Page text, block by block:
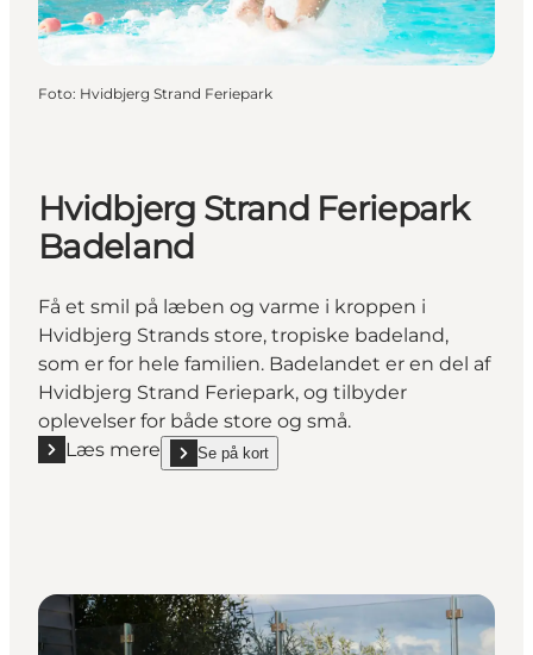
Foto: Hvidbjerg Strand Feriepark
Hvidbjerg Strand Feriepark
Badeland
Få et smil på læben og varme i kroppen i
Hvidbjerg Strands store, tropiske badeland,
som er for hele familien. Badelandet er en del af
Hvidbjerg Strand Feriepark, og tilbyder
oplevelser for både store og små.
Læs mere
Læs mere "Hvidbjerg Strand Feriepark Badeland"
Se på kort
show Hvidbjerg Strand Feriepark Badeland on_map